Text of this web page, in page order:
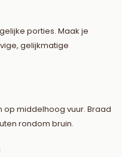
porties. Maak je
gelijkmatige
middelhoog vuur. Braad
rondom bruin.